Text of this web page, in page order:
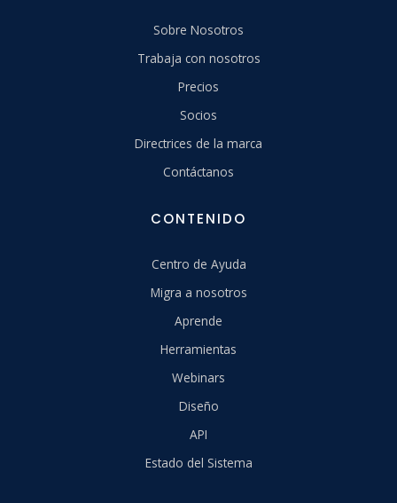
Sobre Nosotros
Trabaja con nosotros
Precios
Socios
Directrices de la marca
Contáctanos
CONTENIDO
Centro de Ayuda
Migra a nosotros
Aprende
Herramientas
Webinars
Diseño
API
Estado del Sistema